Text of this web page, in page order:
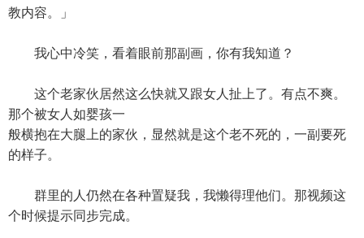
教内容。」
我心中冷笑，看着眼前那副画，你有我知道？
这个老家伙居然这么快就又跟女人扯上了。有点不爽。
那个被女人如婴孩一
般横抱在大腿上的家伙，显然就是这个老不死的，一副要死
的样子。
群里的人仍然在各种置疑我，我懒得理他们。那视频这
个时候提示同步完成。